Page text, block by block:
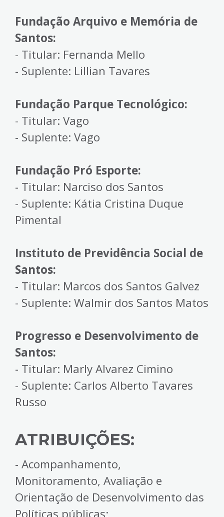
Fundação Arquivo e Memória de
Santos:
- Titular: Fernanda Mello
- Suplente: Lillian Tavares
Fundação Parque Tecnológico:
- Titular: Vago
- Suplente: Vago
Fundação Pró Esporte:
- Titular: Narciso dos Santos
- Suplente: Kátia Cristina Duque
Pimental
Instituto de Previdência Social de
Santos:
- Titular: Marcos dos Santos Galvez
- Suplente: Walmir dos Santos Matos
Progresso e Desenvolvimento de
Santos:
- Titular: Marly Alvarez Cimino
- Suplente: Carlos Alberto Tavares
Russo
ATRIBUIÇÕES:
- Acompanhamento,
Monitoramento, Avaliação e
Orientação de Desenvolvimento das